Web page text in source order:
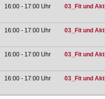
16:00 - 17:00 Uhr 03_Fit und
16:00 - 17:00 Uhr 03_Fit und
16:00 - 17:00 Uhr 03_Fit und
16:00 - 17:00 Uhr 03_Fit und